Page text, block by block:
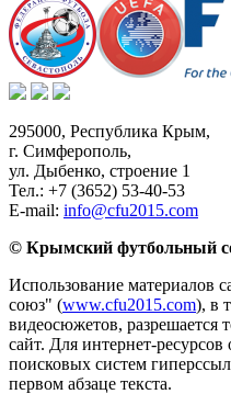
295000, Республика Крым,
г. Симферополь,
ул. Дыбенко, строение 1
Тел.: +7 (3652) 53-40-53
E-mail: info@cfu2015.com
© Крымский футбольный
Использование материалов
союз" (www.cfu2015.com), в
видеосюжетов, разрешается
сайт. Для интернет-ресурсов
поисковых систем
первом абзаце текста.